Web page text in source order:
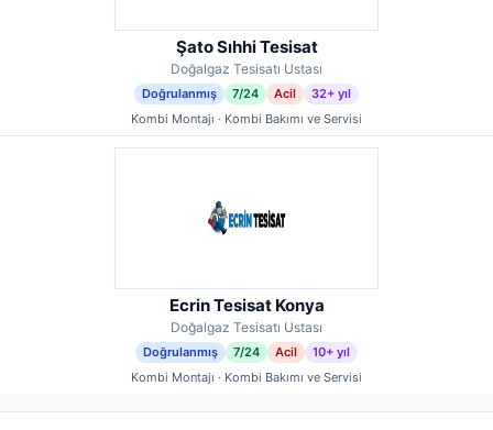
Şato Sıhhi Tesisat
Doğalgaz Tesisatı Ustası
Doğrulanmış 7/24 Acil
32+ yıl
Kombi Montajı · Kombi Bakımı ve Servisi
Ecrin Tesisat Konya
Doğalgaz Tesisatı Ustası
Doğrulanmış 7/24 Acil
10+ yıl
Kombi Montajı · Kombi Bakımı ve Servisi